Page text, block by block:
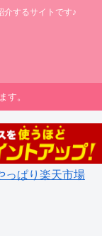
介するサイトです♪
す。
っぱり楽天市場